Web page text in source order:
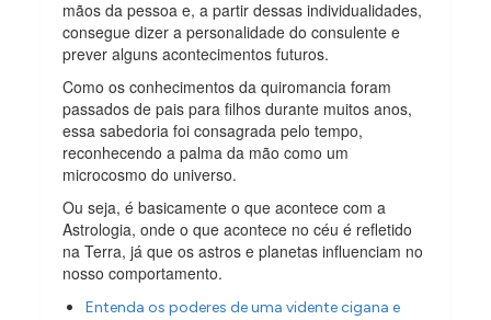
mãos da pessoa e, a partir dessas individualidades,
consegue dizer a personalidade do consulente e
prever alguns acontecimentos futuros.
Como os conhecimentos da quiromancia foram
passados de pais para filhos durante muitos anos,
essa sabedoria foi consagrada pelo tempo,
reconhecendo a palma da mão como um
microcosmo do universo.
Ou seja, é basicamente o que acontece com a
Astrologia, onde o que acontece no céu é refletido
na Terra, já que os astros e planetas influenciam no
nosso comportamento.
Entenda os poderes de uma vidente cigana e